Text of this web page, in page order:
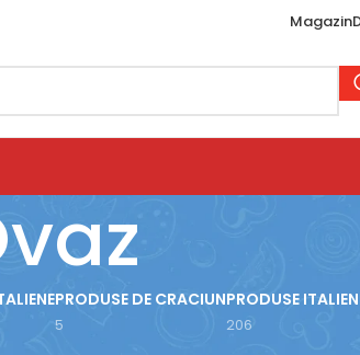
Magazin
PRODUSE DE CRACIUN
5
PRODUSE
206